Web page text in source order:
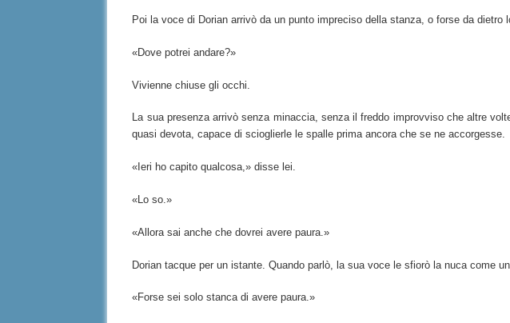
Poi la voce di Dorian arrivò da un punto impreciso della stanza, o forse da dietro
«Dove potrei andare?»
Vivienne chiuse gli occhi.
La sua presenza arrivò senza minaccia, senza il freddo improvviso che altre
quasi devota, capace di scioglierle le spalle prima ancora che se ne accorgesse.
«Ieri ho capito qualcosa,» disse lei.
«Lo so.»
«Allora sai anche che dovrei avere paura.»
Dorian tacque per un istante. Quando parlò, la sua voce le sfiorò la nuca come
«Forse sei solo stanca di avere paura.»